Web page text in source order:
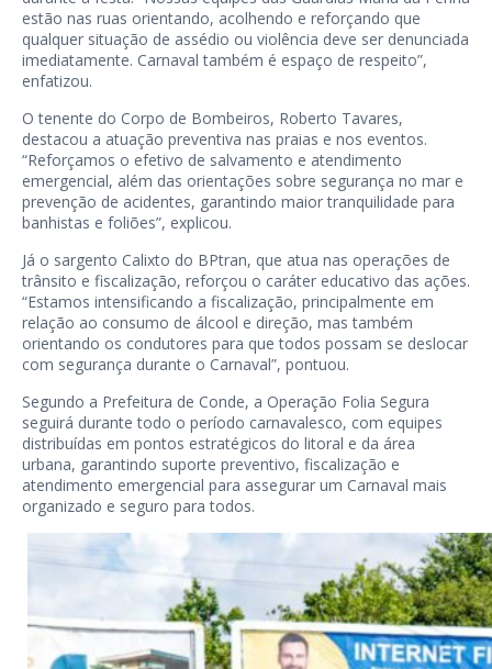
estão nas ruas orientando, acolhendo e reforçando que
qualquer situação de assédio ou violência deve ser denunciada
imediatamente. Carnaval também é espaço de respeito”,
enfatizou.
O tenente do Corpo de Bombeiros, Roberto Tavares,
destacou a atuação preventiva nas praias e nos eventos.
“Reforçamos o efetivo de salvamento e atendimento
emergencial, além das orientações sobre segurança no mar e
prevenção de acidentes, garantindo maior tranquilidade para
banhistas e foliões”, explicou.
Já o sargento Calixto do BPtran, que atua nas operações de
trânsito e fiscalização, reforçou o caráter educativo das ações.
“Estamos intensificando a fiscalização, principalmente em
relação ao consumo de álcool e direção, mas também
orientando os condutores para que todos possam se deslocar
com segurança durante o Carnaval”, pontuou.
Segundo a Prefeitura de Conde, a Operação Folia Segura
seguirá durante todo o período carnavalesco, com equipes
distribuídas em pontos estratégicos do litoral e da área
urbana, garantindo suporte preventivo, fiscalização e
atendimento emergencial para assegurar um Carnaval mais
organizado e seguro para todos.